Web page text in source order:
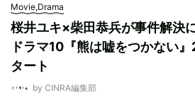
Movie,Drama
桜井ユキ×柴田恭兵が事件解決
ドラマ10『熊は嘘をつかない
タート
by CINRA編集部